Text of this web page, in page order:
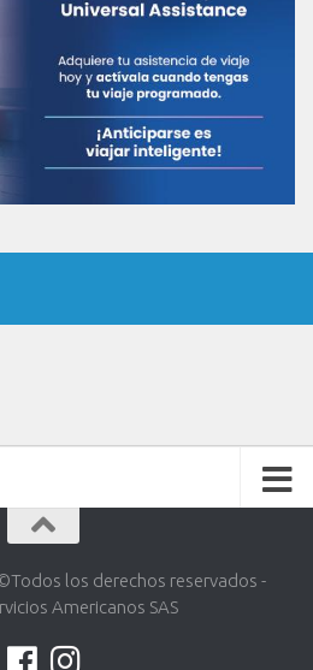
los derechos reservados -
Americanos SAS